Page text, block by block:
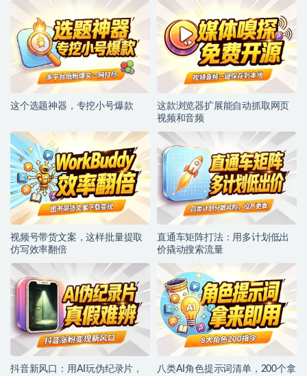
这个选题神器，专挖小号爆款
这款浏览器扩展能自动抓取网页
视频和音频
视频号带货文案，这样批量提取
仿写效率翻倍
直通车矩阵打法：用多计划低出
价撬动搜索流量
抖音新风口：用AI玩伪纪录片，
八类AI角色提示词清单，200个拿